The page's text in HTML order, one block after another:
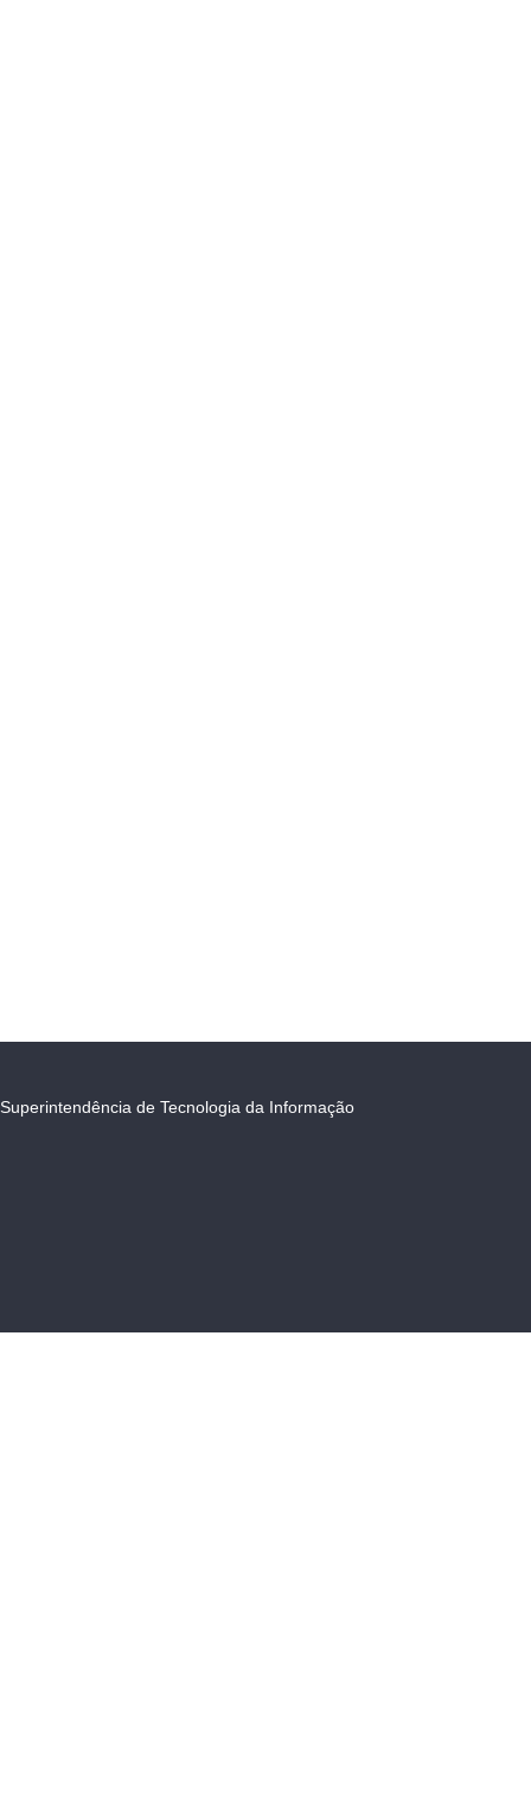
Superintendência de Tecnologia da Informação